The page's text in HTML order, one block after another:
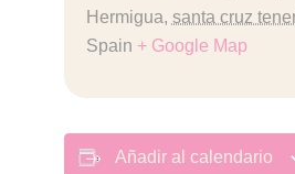
Hermigua, santa cruz
Spain + Google Map
Añadir al calendario